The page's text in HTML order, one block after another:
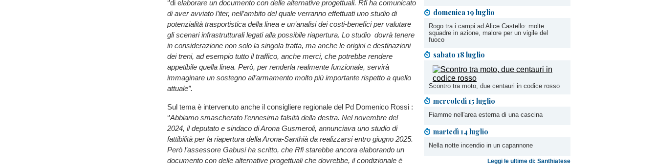
domenica 19 luglio
Rogo tra i campi ad Alice Castello: molte
squadre in azione, malore per un vigile del
fuoco
sabato 18 luglio
Scontro tra moto, due centauri in codice rosso
mercoledì 15 luglio
Fiamme nell'area esterna di una cascina
martedì 14 luglio
Nella notte incendio in un capannone
Leggi le ultime di: Santhiatese
‘’di elaborare un documento con delle alternative progettuali. Rfi ha comunicato
di aver avviato l’iter, nell’ambito del quale verranno effettuati uno studio di
potenzialità trasportistica della linea e un’analisi dei costi-benefici per valutare
gli scenari infrastrutturali legati alla possibile riapertura. Lo studio dovrà tenere
in considerazione non solo la singola tratta, ma anche le origini e destinazioni
dei treni, ad esempio tutto il traffico, anche merci, che potrebbe rendere
appetibile quella linea. Però, per renderla realmente funzionale, servirà
immaginare un sostegno all’armamento molto più importante rispetto a quello
attuale”.
Sul tema è intervenuto anche il consigliere regionale del Pd Domenico Rossi :
‘’Abbiamo smascherato l’ennesima falsità della destra. Nel novembre del
2024, il deputato e sindaco di Arona Gusmeroli, annunciava uno studio di
fattibilità per la riapertura della Arona-Santhià da realizzarsi entro giugno 2025.
Però l’assessore Gabusi ha scritto, che Rfi starebbe ancora elaborando un
documento con delle alternative progettuali che dovrebbe, il condizionale è